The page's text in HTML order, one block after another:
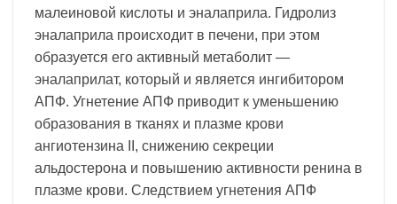
малеиновой кислоты и эналаприла. Гидролиз
эналаприла происходит в печени, при этом
образуется его активный метаболит —
эналаприлат, который и является ингибитором
АПФ. Угнетение АПФ приводит к уменьшению
образования в тканях и плазме крови
ангиотензина II, снижению секреции
альдостерона и повышению активности ренина в
плазме крови. Следствием угнетения АПФ